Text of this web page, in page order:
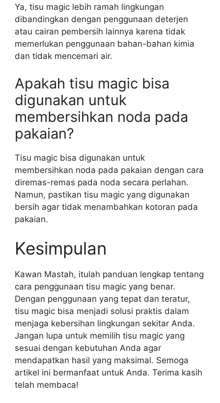
Ya, tisu magic lebih ramah lingkungan
dibandingkan dengan penggunaan deterjen
atau cairan pembersih lainnya karena tidak
memerlukan penggunaan bahan-bahan kimia
dan tidak mencemari air.
Apakah tisu magic bisa
digunakan untuk
membersihkan noda pada
pakaian?
Tisu magic bisa digunakan untuk
membersihkan noda pada pakaian dengan cara
diremas-remas pada noda secara perlahan.
Namun, pastikan tisu magic yang digunakan
bersih agar tidak menambahkan kotoran pada
pakaian.
Kesimpulan
Kawan Mastah, itulah panduan lengkap tentang
cara penggunaan tisu magic yang benar.
Dengan penggunaan yang tepat dan teratur,
tisu magic bisa menjadi solusi praktis dalam
menjaga kebersihan lingkungan sekitar Anda.
Jangan lupa untuk memilih tisu magic yang
sesuai dengan kebutuhan Anda agar
mendapatkan hasil yang maksimal. Semoga
artikel ini bermanfaat untuk Anda. Terima kasih
telah membaca!